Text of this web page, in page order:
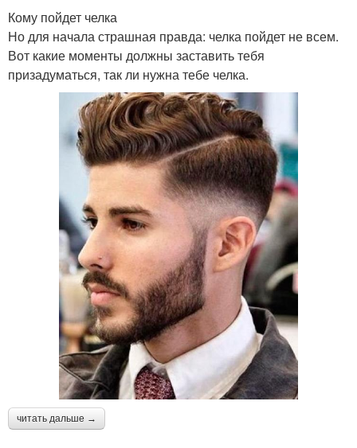
Кому пойдет челка
Но для начала страшная правда: челка пойдет не всем.
Вот какие моменты должны заставить тебя
призадуматься, так ли нужна тебе челка.
читать дальше →